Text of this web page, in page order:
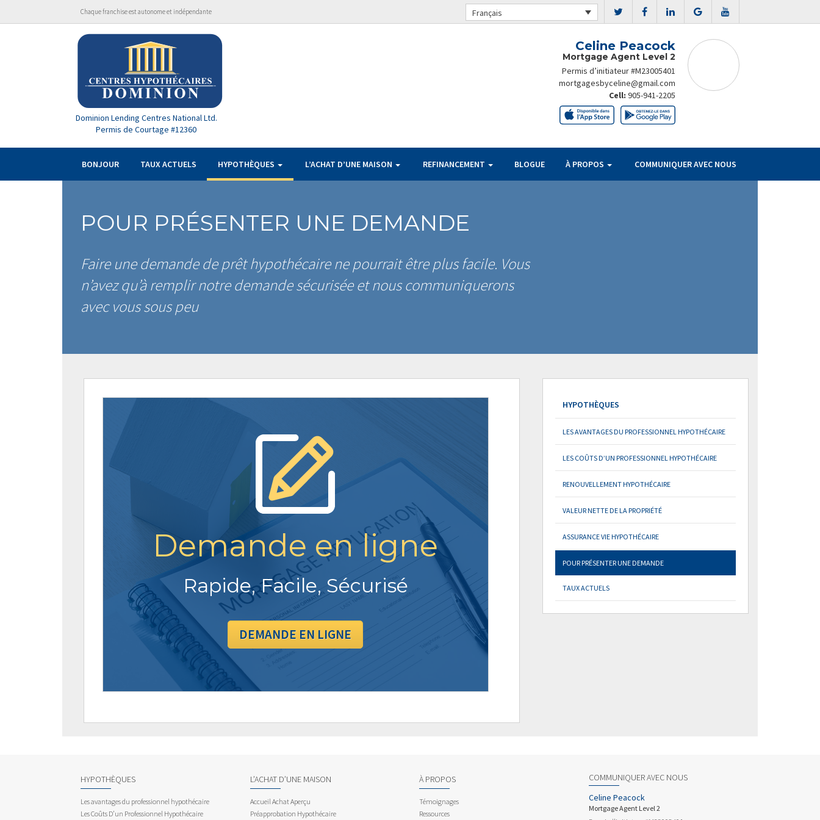
Chaque franchise est autonome et indépendante Français
Dominion Lending Centres National Ltd.
Permis de Courtage #12360
Celine Peacock
Mortgage Agent Level 2
Permis d’initiateur #M23005401
mortgagesbyceline@gmail.com
Cell: 905-941-2205
BONJOUR TAUX ACTUELS HYPOTHÈQUES L’ACHAT D’UNE MAISON REFINANCEMENT BLOGUE À PROPOS COMMUNIQUER AVEC NOUS
POUR PRÉSENTER UNE DEMANDE
Faire une demande de prêt hypothécaire ne pourrait être plus facile. Vous
n’avez qu’à remplir notre demande sécurisée et nous communiquerons
avec vous sous peu
Demande en ligne
Rapide, Facile, Sécurisé
DEMANDE EN LIGNE
HYPOTHÈQUES
LES AVANTAGES DU PROFESSIONNEL HYPOTHÉCAIRE
LES COÛTS D’UN PROFESSIONNEL HYPOTHÉCAIRE
RENOUVELLEMENT HYPOTHÉCAIRE
VALEUR NETTE DE LA PROPRIÉTÉ
ASSURANCE VIE HYPOTHÉCAIRE
POUR PRÉSENTER UNE DEMANDE
TAUX ACTUELS
HYPOTHÈQUES
Les avantages du professionnel hypothécaire
Les Coûts D’un Professionnel Hypothécaire
L’ACHAT D’UNE MAISON
Accueil Achat Aperçu
Préapprobation Hypothécaire
À PROPOS
Témoignages
Ressources
COMMUNIQUER AVEC NOUS
Celine Peacock
Mortgage Agent Level 2